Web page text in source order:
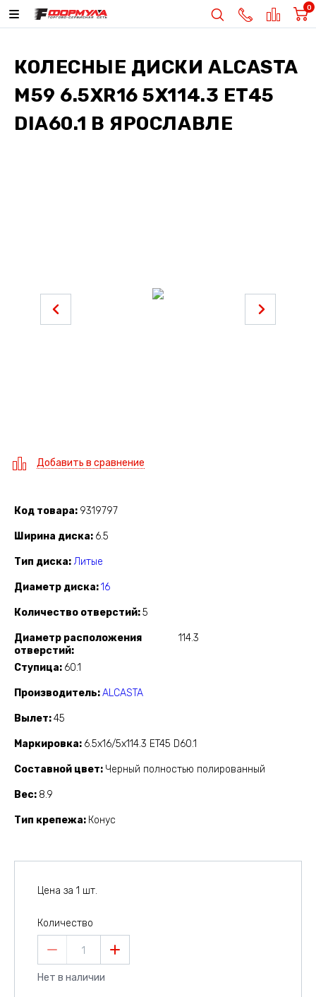
0
КОЛЕСНЫЕ ДИСКИALCASTA
M59 6.5XR16 5X114.3 ET45
DIA60.1 В ЯРОСЛАВЛЕ
Добавить в сравнение
Код товара 9319797
Ширина диска 6.5
Тип диска Литые
Диаметр диска 16
Количество отверстий 5
Диаметр расположения
отверстий
114.3
Ступица 60.1
Производитель ALCASTA
Вылет 45
Маркировка 6.5x16/5x114.3 ET45 D60.1
Составной цвет Черный полностью полированный
Вес 8.9
Тип крепежа Конус
Цена за 1 шт.
Количество
1
Нет в наличии